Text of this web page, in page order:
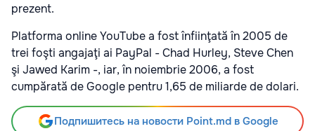
prezent.
Platforma online YouTube a fost înfiinţată în 2005 de
trei foşti angajaţi ai PayPal - Chad Hurley, Steve Chen
şi Jawed Karim -, iar, în noiembrie 2006, a fost
cumpărată de Google pentru 1,65 de miliarde de dolari.
Подпишитесь на новости Point.md в Google